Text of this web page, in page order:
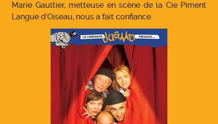
Marie Gaultier, metteuse en scène de la Cie Piment
Langue d’Oiseau, nous a fait confiance.